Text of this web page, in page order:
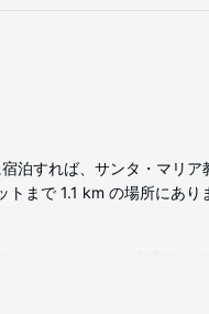
泊すれば、サンタ・マリ
まで 1.1 km の場所にあり